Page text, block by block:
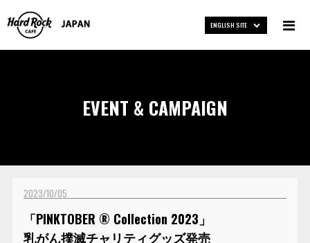
ENGLISH SITE
EVENT & CAMPAIGN
2023/10/05
「PINKTOBER ® Collection 2023」
乳がん撲滅チャリティグッズ発売